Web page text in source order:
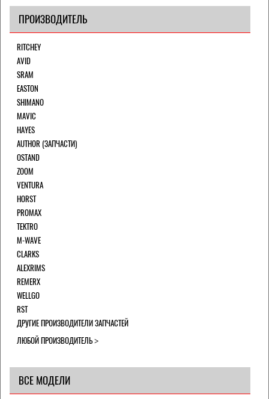
ПРОИЗВОДИТЕЛЬ
RITCHEY
AVID
SRAM
EASTON
SHIMANO
MAVIC
HAYES
AUTHOR (ЗАПЧАСТИ)
OSTAND
ZOOM
VENTURA
HORST
PROMAX
TEKTRO
M-WAVE
CLARKS
ALEXRIMS
REMERX
WELLGO
RST
ДРУГИЕ ПРОИЗВОДИТЕЛИ ЗАПЧАСТЕЙ
ЛЮБОЙ ПРОИЗВОДИТЕЛЬ
ВСЕ МОДЕЛИ